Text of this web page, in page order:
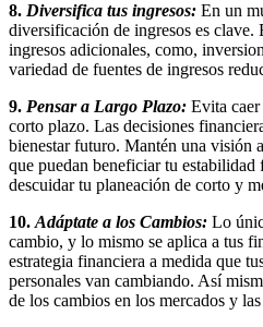
8. Diversifica tus ingresos: En un
diversificación de ingresos es clave.
ingresos adicionales, como,
variedad de fuentes de ingresos
9. Pensar a Largo Plazo: Evita caer
corto plazo. Las decisiones
bienestar futuro. Mantén una visión
que puedan beneficiar tu
descuidar tu planeación de corto y
10.Adáptate a los Cambios: Lo
cambio, y lo mismo se aplica a tus
estrategia financiera a medida que
personales van cambiando. Así
de los cambios en los mercados y